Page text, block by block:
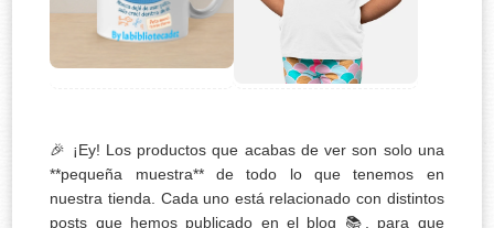
🎉 ¡Ey! Los productos que acabas de ver son solo una
**pequeña muestra** de todo lo que tenemos en
nuestra tienda. Cada uno está relacionado con distintos
posts que hemos publicado en el blog 📚, para que